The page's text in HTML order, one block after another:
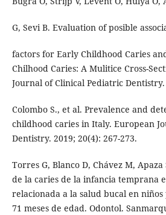
G, Sevi B. Evaluation of posible
factors for Early Childhood Caries
Chilhood Caries: A Mulitice Cross-
Journal of Clinical Pediatric Dentistry.
Colombo S., et al. Prevalence and
childhood caries in Italy. European
Dentistry. 2019; 20(4): 267-273.
Torres G, Blanco D, Chávez M,
de la caries de la infancia temprana
relacionada a la salud bucal en
71 meses de edad. Odontol.